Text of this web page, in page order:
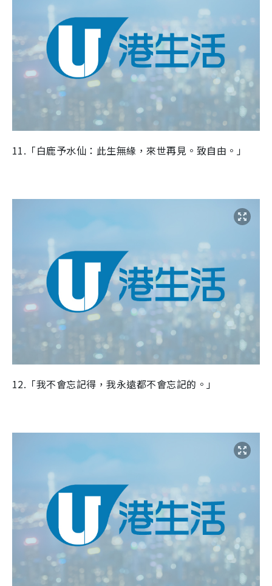
11.「白鹿予水仙：此生無緣，來世再見。致自由。」
12.「我不會忘記得，我永遠都不會忘記的。」